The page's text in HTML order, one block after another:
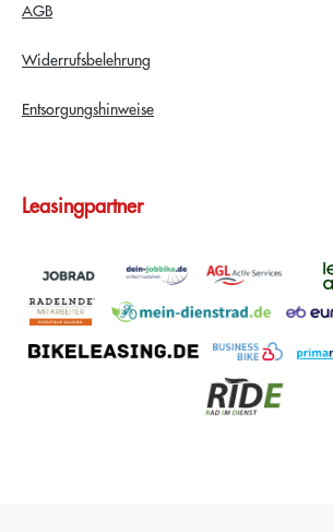
AGB
Widerrufsbelehrung
Entsorgungshinweise
Leasingpartner